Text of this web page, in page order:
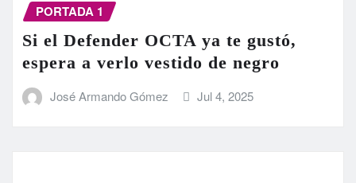
PORTADA 1
Si el Defender OCTA ya te gustó,
espera a verlo vestido de negro
José Armando Gómez Jul 4, 2025